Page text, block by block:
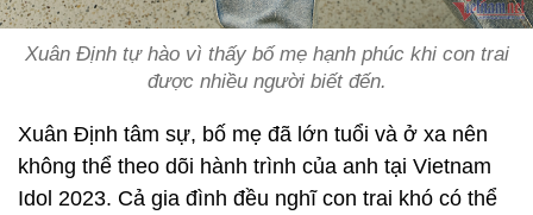
Xuân Định tự hào vì thấy bố mẹ hạnh phúc khi con trai
được nhiều người biết đến.
Xuân Định tâm sự, bố mẹ đã lớn tuổi và ở xa nên
không thể theo dõi hành trình của anh tại Vietnam
Idol 2023. Cả gia đình đều nghĩ con trai khó có thể